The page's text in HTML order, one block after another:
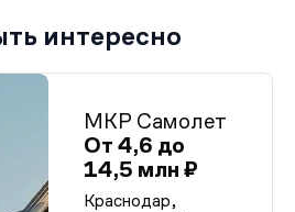
интересно
МКР Самолет
От 4,6 до
14,5 млн ₽
Краснодар,